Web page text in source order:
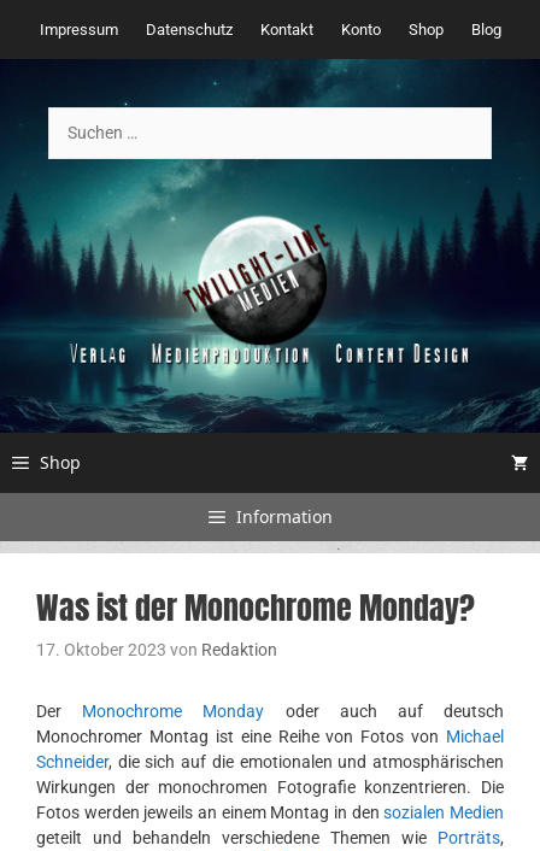
Inhalt
springen
Impressum Datenschutz Kontakt Konto Shop Blog
nach:
Shop
Information
Was ist der Monochrome Monday?
17. Oktober 2023 von Redaktion
Der Monochrome Monday oder auch auf deutsch
Monochromer Montag ist eine Reihe von Fotos von Michael
Schneider, die sich auf die emotionalen und atmosphärischen
Wirkungen der monochromen Fotografie konzentrieren. Die
Fotos werden jeweils an einem Montag in densozialen Medien
geteilt und behandeln verschiedene Themen wie Porträts,